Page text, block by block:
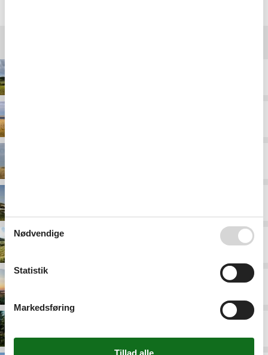
Nødvendige
Statistik
Markedsføring